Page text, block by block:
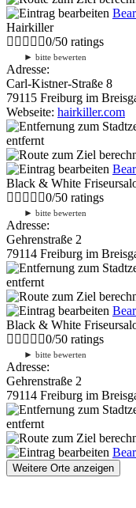
Hairkiller
0/50 ratings
► bitte bewerten
Adresse:
Carl-Kistner-Straße 8
79115 Freiburg im
Webseite: hairkiller.com
entfernt
Black & White
0/50 ratings
► bitte bewerten
Adresse:
Gehrenstraße 2
79114 Freiburg im
entfernt
Black & White
0/50 ratings
► bitte bewerten
Adresse:
Gehrenstraße 2
79114 Freiburg im
entfernt
Weitere Orte anzeigen